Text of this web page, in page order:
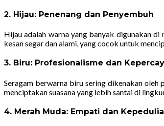
2. Hijau: Penenang dan Penyembuh
Hijau adalah warna yang banyak digunakan di
kesan segar dan alami, yang cocok untuk
3. Biru: Profesionalisme dan
Seragam berwarna biru sering dikenakan oleh
menciptakan suasana yang lebih santai di
4. Merah Muda: Empati dan